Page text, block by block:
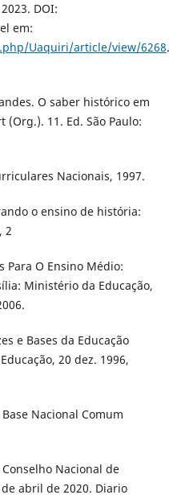
DOI:
em:
Uaquiri/article/view/6268.
O saber histórico em
11. Ed. São Paulo:
Nacionais, 1997.
o ensino de história:
2
Para O Ensino Médio:
Ministério da Educação,
e Bases da Educação
20 dez. 1996,
Nacional Comum
Nacional de
de abril de 2020. Diario